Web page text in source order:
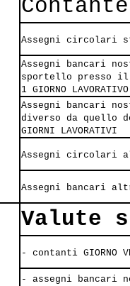
Assegni circolari
Assegni bancari
sportello presso il
1 GIORNO LAVORATIVO
Assegni bancari
diverso da quello
GIORNI LAVORATIVI
Assegni circolari
Assegni bancari
Valute
- contanti GIORNO
- assegni bancari